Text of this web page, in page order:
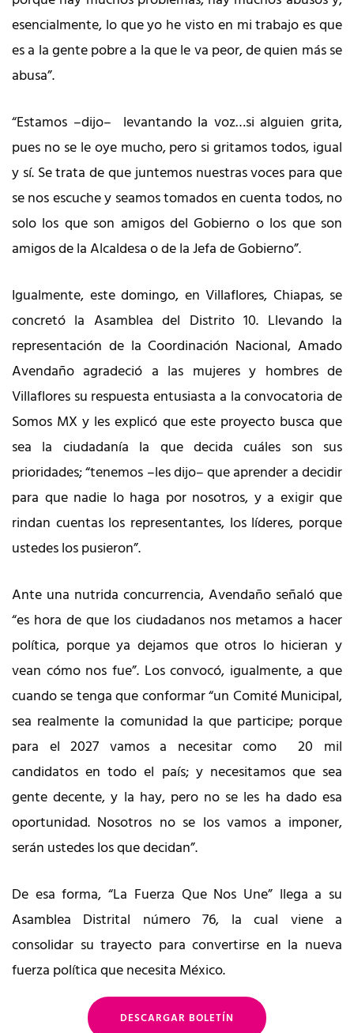
esencialmente, lo que yo he visto en mi trabajo es que
es a la gente pobre a la que le va peor, de quien más se
abusa”.
“Estamos –dijo– levantando la voz…si alguien grita,
pues no se le oye mucho, pero si gritamos todos, igual
y sí. Se trata de que juntemos nuestras voces para que
se nos escuche y seamos tomados en cuenta todos, no
solo los que son amigos del Gobierno o los que son
amigos de la Alcaldesa o de la Jefa de Gobierno”.
Igualmente, este domingo, en Villaflores, Chiapas, se
concretó la Asamblea del Distrito 10. Llevando la
representación de la Coordinación Nacional, Amado
Avendaño agradeció a las mujeres y hombres de
Villaflores su respuesta entusiasta a la convocatoria de
Somos MX y les explicó que este proyecto busca que
sea la ciudadanía la que decida cuáles son sus
prioridades; “tenemos –les dijo– que aprender a decidir
para que nadie lo haga por nosotros, y a exigir que
rindan cuentas los representantes, los líderes, porque
ustedes los pusieron”.
Ante una nutrida concurrencia, Avendaño señaló que
“es hora de que los ciudadanos nos metamos a hacer
política, porque ya dejamos que otros lo hicieran y
vean cómo nos fue”. Los convocó, igualmente, a que
cuando se tenga que conformar “un Comité Municipal,
sea realmente la comunidad la que participe; porque
para el 2027 vamos a necesitar como 20 mil
candidatos en todo el país; y necesitamos que sea
gente decente, y la hay, pero no se les ha dado esa
oportunidad. Nosotros no se los vamos a imponer,
serán ustedes los que decidan”.
De esa forma, “La Fuerza Que Nos Une” llega a su
Asamblea Distrital número 76, la cual viene a
consolidar su trayecto para convertirse en la nueva
fuerza política que necesita México.
DESCARGAR BOLETÍN